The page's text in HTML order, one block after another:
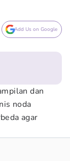
Add Us on Google
dan
noda
agar